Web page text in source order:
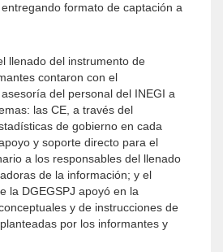
formato de captación a
llenado del instrumento de
contaron con el
del personal del INEGI a
las CE, a través del
de gobierno en cada
y soporte directo para el
a los responsables del llenado
de la información; y el
la DGEGSPJ apoyó en la
y de instrucciones de
por los informantes y